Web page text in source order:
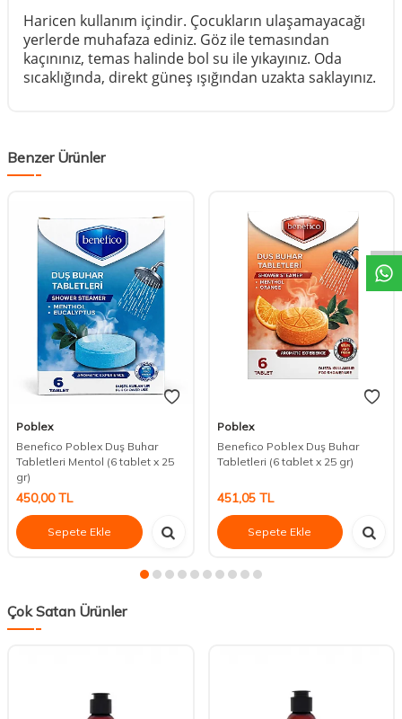
Haricen kullanım içindir. Çocukların ulaşamayacağı
yerlerde muhafaza ediniz. Göz ile temasından
kaçınınız, temas halinde bol su ile yıkayınız. Oda
sıcaklığında, direkt güneş ışığından uzakta saklayınız.
Benzer Ürünler
Poblex
Benefico Poblex Duş Buhar
Tabletleri Mentol (6 tablet x 25
gr)
450,00TL
Sepete Ekle
Poblex
Benefico Poblex Duş Buhar
Tabletleri (6 tablet x 25 gr)
451,05TL
Sepete Ekle
Çok Satan Ürünler